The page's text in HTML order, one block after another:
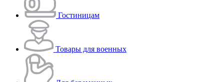
Гостиницам
Товары для военных